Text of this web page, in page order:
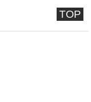
TOP